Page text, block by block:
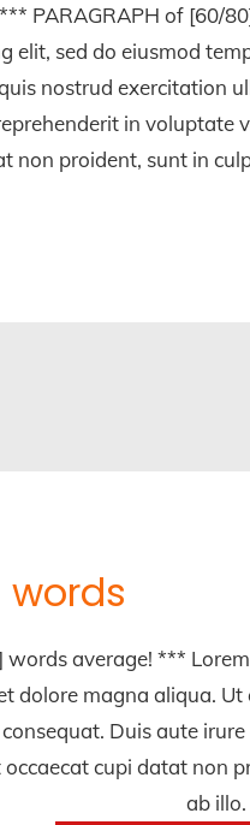
PARAGRAPH of [60/
elit, sed do eiusmod
nostrud exercitation
in voluptate
non proident, sunt in
average! ***
dolore magna aliqua.
Duis aute
cupi datat non
ab illo.